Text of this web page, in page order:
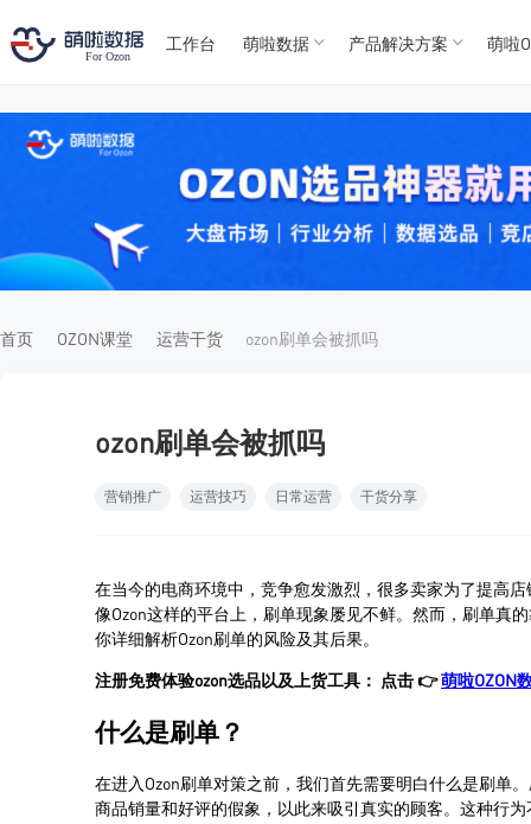
For
For
工作台 萌啦数据 产品解决方案 萌啦
首页 OZON课堂 运营干货 ozon刷单会被抓吗
ozon刷单会被抓吗
营销推广 运营技巧 日常运营 干货分享